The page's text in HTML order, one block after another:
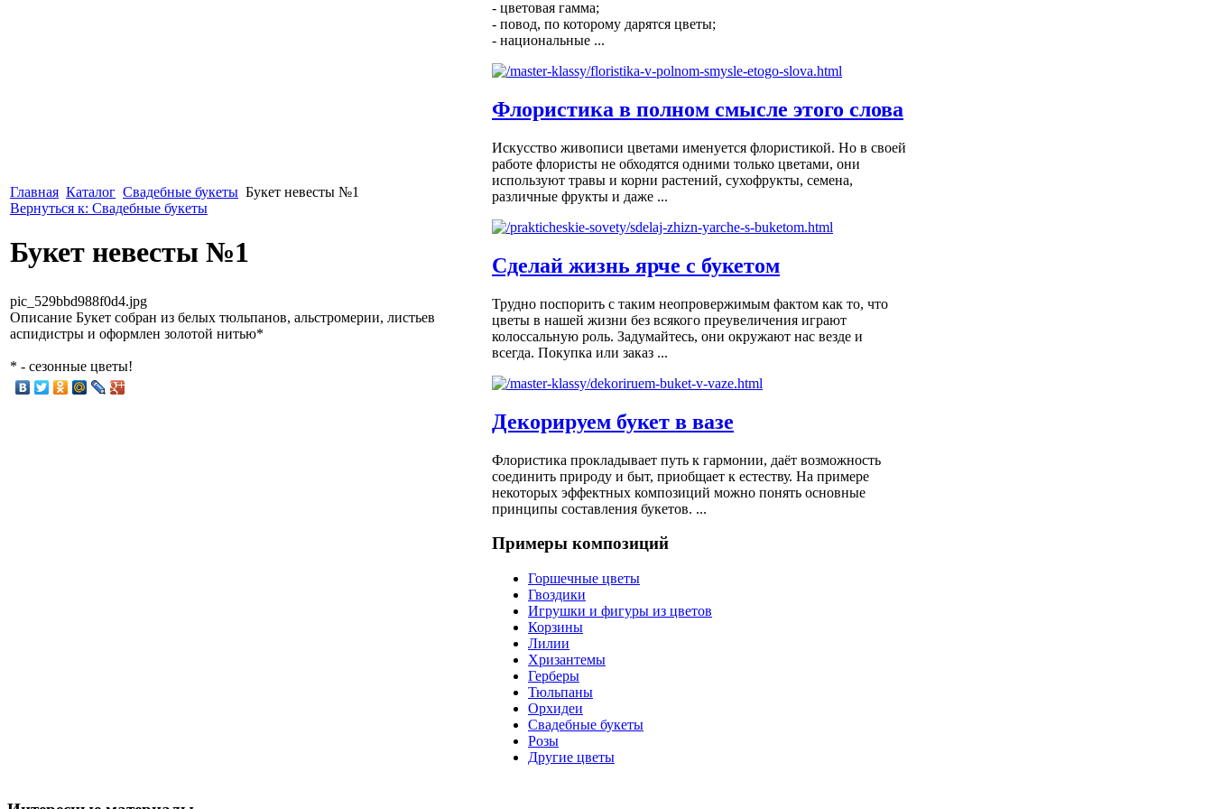
Главная Каталог Свадебные букеты Букет невесты №1
Вернуться к: Свадебные букеты
Букет невесты №1
pic_529bbd988f0d4.jpg
Описание Букет собран из белых тюльпанов, альстромерии, листьев
аспидистры и оформлен золотой нитью*
* - сезонные цветы!
- цветовая гамма;
- повод, по которому дарятся цветы;
- национальные ...
Флористика в полном смысле этого слова
Искусство живописи цветами именуется флористикой. Но в своей
работе флористы не обходятся одними только цветами, они
используют травы и корни растений, сухофрукты, семена,
различные фрукты и даже ...
Сделай жизнь ярче с букетом
Трудно поспорить с таким неопровержимым фактом как то, что
цветы в нашей жизни без всякого преувеличения играют
колоссальную роль. Задумайтесь, они окружают нас везде и
всегда. Покупка или заказ ...
Декорируем букет в вазе
Флористика прокладывает путь к гармонии, даёт возможность
соединить природу и быт, приобщает к естеству. На примере
некоторых эффектных композиций можно понять основные
принципы составления букетов. ...
Примеры композиций
Горшечные цветы
Гвоздики
Игрушки и фигуры из цветов
Корзины
Лилии
Хризантемы
Герберы
Тюльпаны
Орхидеи
Свадебные букеты
Розы
Другие цветы